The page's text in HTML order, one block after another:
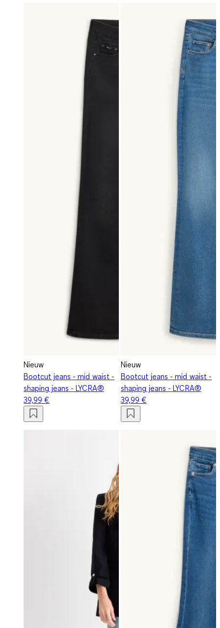
Nieuw
Bootcut jeans - mid waist -
shaping jeans - LYCRA®
39,99 €
Nieuw
Bootcut jeans - mid waist -
shaping jeans - LYCRA®
39,99 €